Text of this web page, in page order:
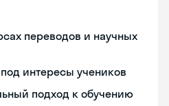
переводов и научных
интересы учеников
подход к обучению